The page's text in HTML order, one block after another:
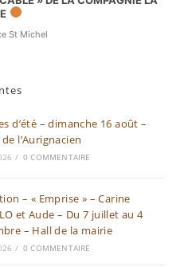
St Michel
d’été – dimanche 16 août –
l’Aurignacien
/ 0 COMMENTAIRE
– « Emprise » – Carine
et Aude – Du 7 juillet au 4
– Hall de la mairie
/ 0 COMMENTAIRE